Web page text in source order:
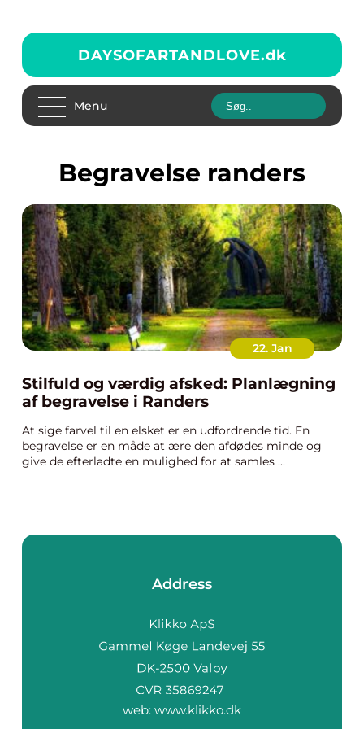
DAYSOFARTANDLOVE.dk
Menu
begravelse randers
22. Jan
Stilfuld og værdig afsked: Planlægning
af begravelse i Randers
At sige farvel til en elsket er en udfordrende tid. En
begravelse er en måde at ære den afdødes minde og
give de efterladte en mulighed for at samles ...
Address
web: www.klikko.dk